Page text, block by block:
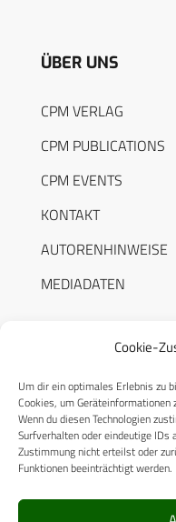
Cookie-
Um dir ein optimales Erlebnis zu
Cookies, um Geräteinformationen
Wenn du diesen Technologien
Surfverhalten oder eindeutige IDs
Zustimmung nicht erteilst oder
Funktionen beeinträchtigt werden.
ÜBER UNS
CPM VERLAG
CPM PUBLICATIONS
CPM EVENTS
KONTAKT
AUTORENHINWEISE
MEDIADATEN
RECHTLICHES
Datenschutzerklärung
Cookie-Richtlinie (EU)